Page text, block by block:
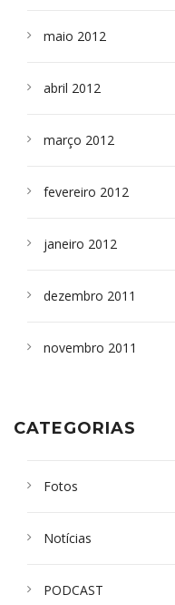
maio 2012
abril 2012
março 2012
fevereiro 2012
janeiro 2012
dezembro 2011
novembro 2011
CATEGORIAS
Fotos
Notícias
PODCAST